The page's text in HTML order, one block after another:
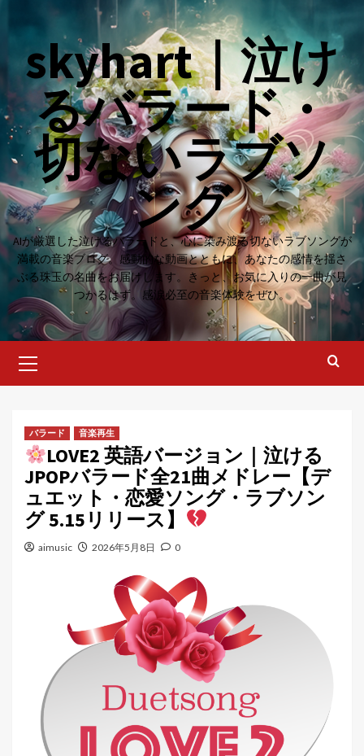
contentskyhart｜泣け
るバラード・
切ないラブソ
ング
AIが厳選した泣けるバラードと、心に染み渡る切ないラブソングが
満載の音楽ブログ。感動的な動画とともに、あなたの感情を揺さ
ぶる珠玉の名曲をお届けします。きっと、お気に入りの一曲が見
つかるはず。感涙必至の音楽体験をぜひ。
Menu
バラード 音楽再生
LOVE2 英語バージョン｜泣ける
JPOPバラード全21曲メドレー【デ
ュエット・恋愛ソング・ラブソン
グ 5.15リリース】
aimusic 2026年5月8日 0